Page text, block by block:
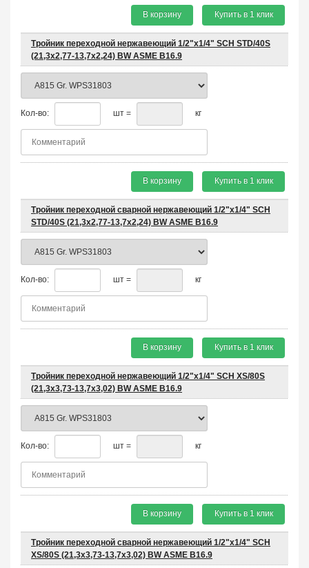
В корзину Купить в 1 клик
Тройник переходной нержавеющий 1/2"х1/4" SCH STD/40S
(21,3x2,77-13,7x2,24) BW ASME B16.9
Кол-во: шт = кг
В корзину Купить в 1 клик
Тройник переходной сварной нержавеющий 1/2"х1/4" SCH
STD/40S (21,3х2,77-13,7х2,24) BW ASME B16.9
Кол-во: шт = кг
В корзину Купить в 1 клик
Тройник переходной нержавеющий 1/2"х1/4" SCH XS/80S
(21,3x3,73-13,7x3,02) BW ASME B16.9
Кол-во: шт = кг
В корзину Купить в 1 клик
Тройник переходной сварной нержавеющий 1/2"х1/4" SCH
XS/80S (21,3х3,73-13,7х3,02) BW ASME B16.9